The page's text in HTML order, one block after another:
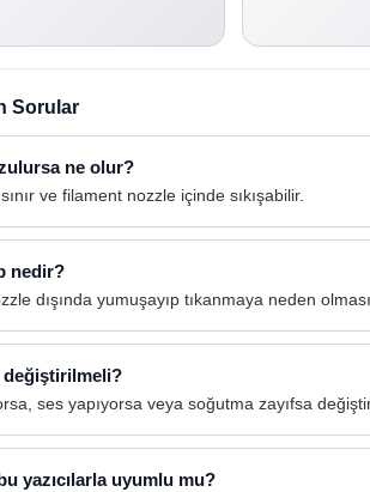
Sorular
ne olur?
ve filament nozzle içinde sıkışabilir.
nedir?
dışında yumuşayıp tıkanmaya neden
değiştirilmeli?
ses yapıyorsa veya soğutma zayıfsa
yazıcılarla uyumlu mu?